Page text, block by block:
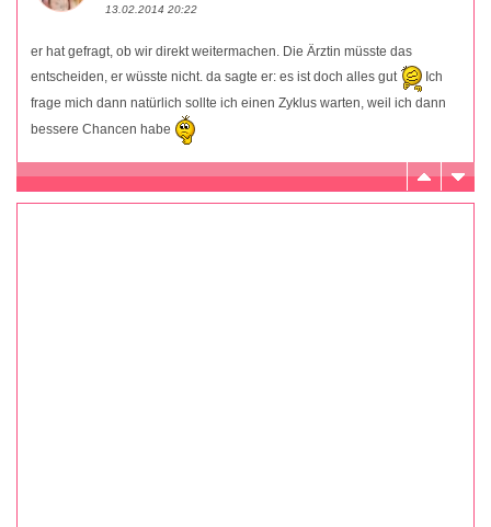
13.02.2014 20:22
er hat gefragt, ob wir direkt weitermachen. Die Ärztin müsste das
entscheiden, er wüsste nicht. da sagte er: es ist doch alles gut
Ich
frage mich dann natürlich sollte ich einen Zyklus warten, weil ich dann
bessere Chancen habe